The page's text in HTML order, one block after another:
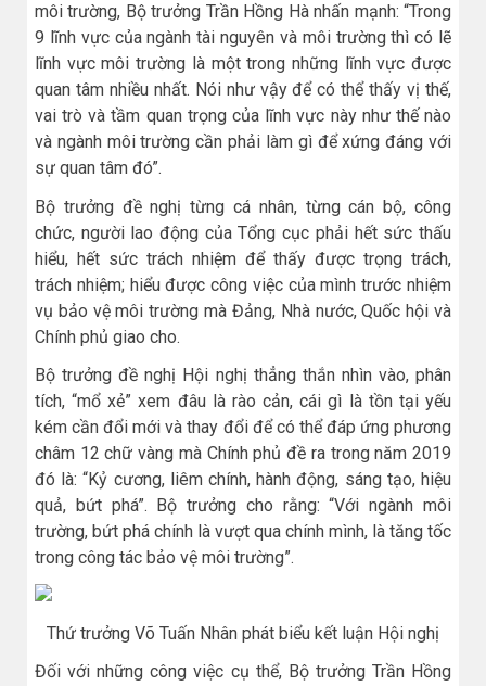
môi trường, Bộ trưởng Trần Hồng Hà nhấn mạnh: “Trong
9 lĩnh vực của ngành tài nguyên và môi trường thì có lẽ
lĩnh vực môi trường là một trong những lĩnh vực được
quan tâm nhiều nhất. Nói như vậy để có thể thấy vị thế,
vai trò và tầm quan trọng của lĩnh vực này như thế nào
và ngành môi trường cần phải làm gì để xứng đáng với
sự quan tâm đó”.
Bộ trưởng đề nghị từng cá nhân, từng cán bộ, công
chức, người lao động của Tổng cục phải hết sức thấu
hiểu, hết sức trách nhiệm để thấy được trọng trách,
trách nhiệm; hiểu được công việc của mình trước nhiệm
vụ bảo vệ môi trường mà Đảng, Nhà nước, Quốc hội và
Chính phủ giao cho.
Bộ trưởng đề nghị Hội nghị thẳng thắn nhìn vào, phân
tích, “mổ xẻ” xem đâu là rào cản, cái gì là tồn tại yếu
kém cần đổi mới và thay đổi để có thể đáp ứng phương
châm 12 chữ vàng mà Chính phủ đề ra trong năm 2019
đó là: “Kỷ cương, liêm chính, hành động, sáng tạo, hiệu
quả, bứt phá”. Bộ trưởng cho rằng: “Với ngành môi
trường, bứt phá chính là vượt qua chính mình, là tăng tốc
trong công tác bảo vệ môi trường”.
Thứ trưởng Võ Tuấn Nhân phát biểu kết luận Hội nghị
Đối với những công việc cụ thể, Bộ trưởng Trần Hồng